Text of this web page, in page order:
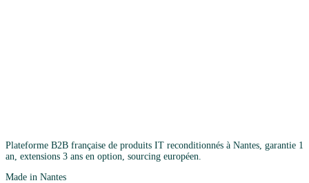
Plateforme B2B française de produits IT reconditionnés à Nantes, garantie 1
an, extensions 3 ans en option, sourcing européen.
Made in Nantes